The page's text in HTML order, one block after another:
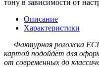
тону в зависимости от
Описание
Характеристики
Фактурная рогожка
картой подойдёт для
от современных до